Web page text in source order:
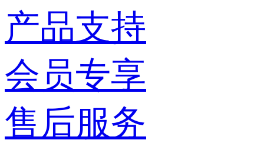
产品支持
会员专享
售后服务